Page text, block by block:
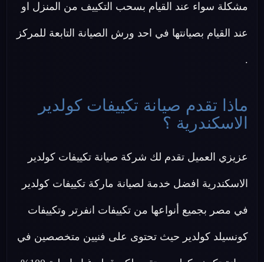
مشكلة سواء عند القيام بسحب التكييف من المنزل او
عند القيام بصيانتها في احد ورش الصيانة التابعة للمركز
.
ماذا تقدم صيانة تكييفات كولدير
الاسكندرية ؟
عزيزي العميل تقدم لك شركة صيانة تكييفات كولدير
الاسكندرية افضل خدمة لصيانة ماركة تكييفات كولدير
في مصر بجميع أنواعها من تكييفات انفرتر وتكييفات
كونسيلد كولدير حيث تحتوى على فنيين متخصصين في